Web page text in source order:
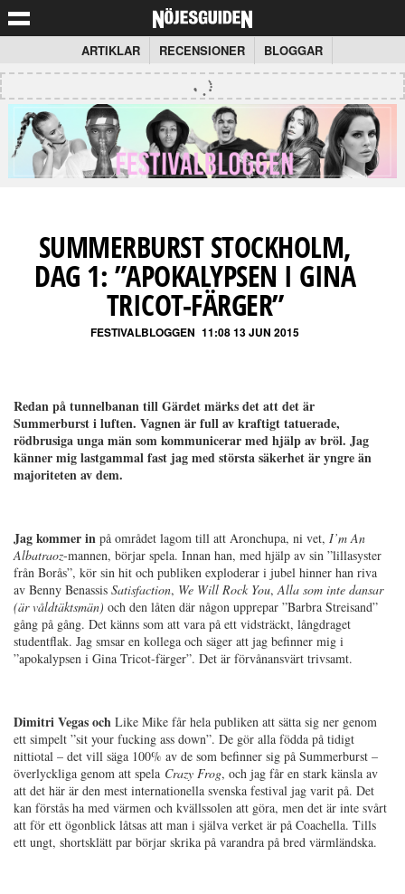
ARTIKLAR RECENSIONER BLOGGAR
SUMMERBURST STOCKHOLM,
DAG 1: ”APOKALYPSEN I GINA
TRICOT-FÄRGER”
FESTIVALBLOGGEN 11:08 13 JUN 2015
Redan på tunnelbanan till Gärdet märks det att det är
Summerburst i luften. Vagnen är full av kraftigt tatuerade,
rödbrusiga unga män som kommunicerar med hjälp av bröl. Jag
känner mig lastgammal fast jag med största säkerhet är yngre än
majoriteten av dem.
Jag kommer in på området lagom till att Aronchupa, ni vet, I’m An
Albatraoz-mannen, börjar spela. Innan han, med hjälp av sin ”lillasyster
från Borås”, kör sin hit och publiken exploderar i jubel hinner han riva
av Benny Benassis Satisfaction, We Will Rock You,Alla som inte dansar
(är våldtäktsmän) och den låten där någon upprepar ”Barbra Streisand”
gång på gång. Det känns som att vara på ett vidsträckt, långdraget
studentflak. Jag smsar en kollega och säger att jag befinner mig i
”apokalypsen i Gina Tricot-färger”. Det är förvånansvärt trivsamt.
Dimitri Vegas och Like Mike får hela publiken att sätta sig ner genom
ett simpelt ”sit your fucking ass down”. De gör alla födda på tidigt
nittiotal – det vill säga 100% av de som befinner sig på Summerburst –
överlyckliga genom att spela Crazy Frog, och jag får en stark känsla av
att det här är den mest internationella svenska festival jag varit på. Det
kan förstås ha med värmen och kvällssolen att göra, men det är inte svårt
att för ett ögonblick låtsas att man i själva verket är på Coachella. Tills
ett ungt, shortsklätt par börjar skrika på varandra på bred värmländska.